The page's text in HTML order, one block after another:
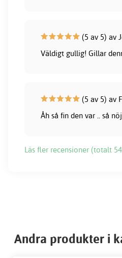
(5 av 5) av
Väldigt gullig! Gillar
(5 av 5) av
Åh så fin den var .. så
Läs fler recensioner (totalt
Andra produkter i